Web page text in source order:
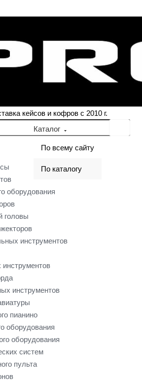
кейсов и кофров с 2010 г.
Каталог
По всему сайту
По каталогу
оборудования
головы
инструментов
инструментов
пианино
оборудования
оборудования
систем
пульта